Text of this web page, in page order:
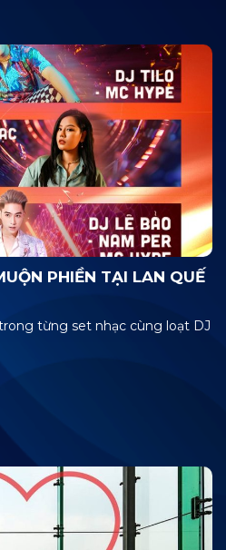
PHIỀN TẠI LAN QUẾ
từng set nhạc cùng loạt DJ